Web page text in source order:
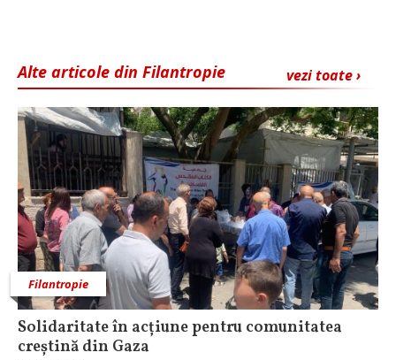
vezi toate ›
Alte articole din Filantropie
Filantropie
Solidaritate în acțiune pentru comunitatea
creștină din Gaza